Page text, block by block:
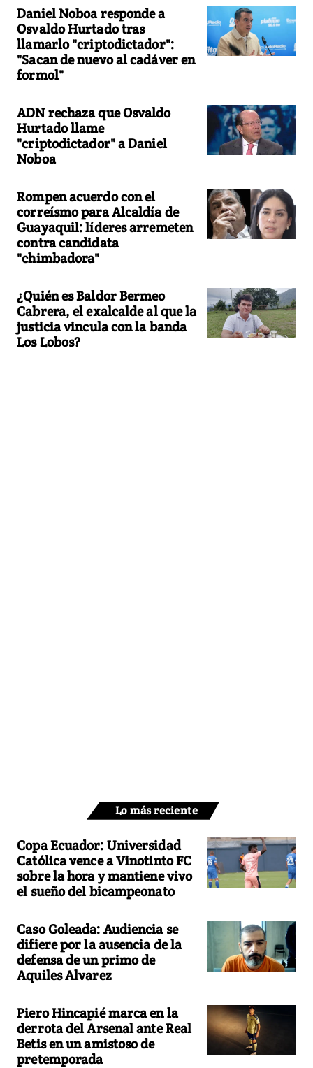
Daniel Noboa responde a
Osvaldo Hurtado tras
llamarlo "criptodictador":
"Sacan de nuevo al cadáver en
formol"
ADN rechaza que Osvaldo
Hurtado llame
"criptodictador" a Daniel
Noboa
Rompen acuerdo con el
correísmo para Alcaldía de
Guayaquil: líderes arremeten
contra candidata
"chimbadora"
¿Quién es Baldor Bermeo
Cabrera, el exalcalde al que la
justicia vincula con la banda
Los Lobos?
Lo más reciente
Copa Ecuador: Universidad
Católica vence a Vinotinto FC
sobre la hora y mantiene vivo
el sueño del bicampeonato
Caso Goleada: Audiencia se
difiere por la ausencia de la
defensa de un primo de
Aquiles Alvarez
Piero Hincapié marca en la
derrota del Arsenal ante Real
Betis en un amistoso de
pretemporada